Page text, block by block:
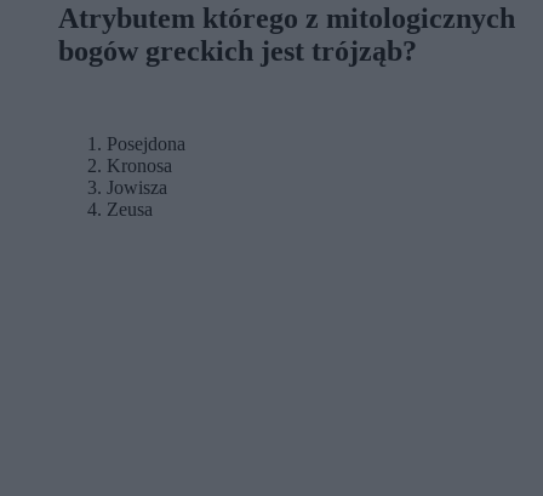
Atrybutem którego z mitologicznych
bogów greckich jest trójząb?
Posejdona
Kronosa
Jowisza
Zeusa